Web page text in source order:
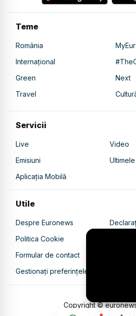
Teme
România
Internațional
Green
Next
Travel
Servicii
Live
Video
Emisiuni
Ultimele
Aplicația Mobilă
Utile
Despre Euronews
Politica Cookie
Formular de contact
Gestionați preferințele
Copyright ©